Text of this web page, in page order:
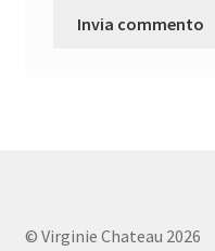
© Virginie Chateau 2026